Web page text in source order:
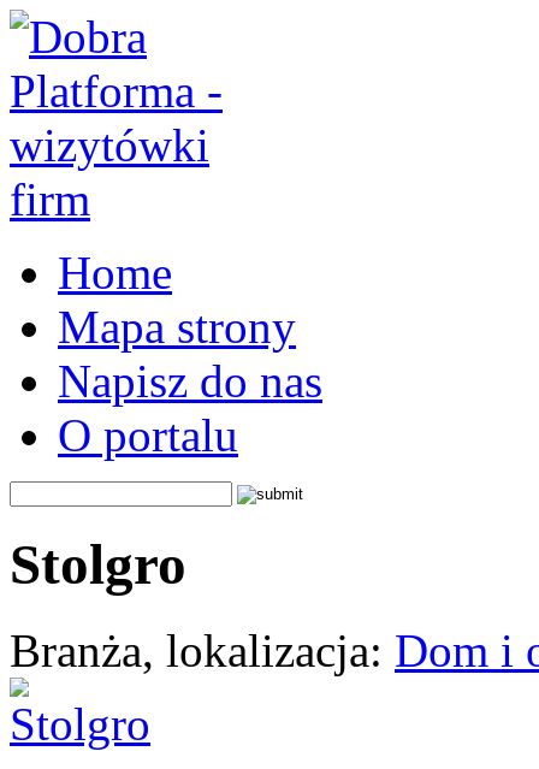
Home
Mapa strony
Napisz do nas
O portalu
Stolgro
Branża, lokalizacja: Dom i